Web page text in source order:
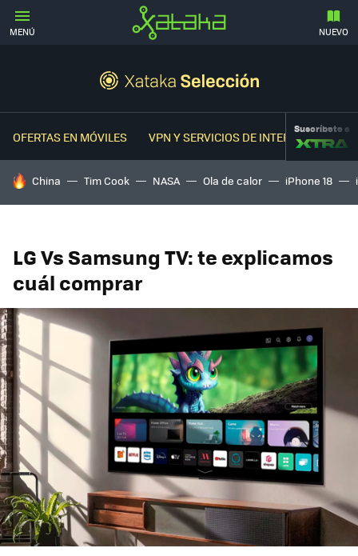
MENÚ NUEVO
OFERTAS EN MÓVILES VPN Y SERVICIOS DE INTERNETSuscríbete a
HOY SE HABLA DE
China Tim Cook NASA Ola de calor iPhone 18
LG Vs Samsung TV: te explicamos
cuál comprar